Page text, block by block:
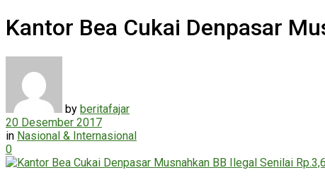
Kantor Bea Cukai Denpasar
by beritafajar
20 Desember 2017
in Nasional & Internasional
0